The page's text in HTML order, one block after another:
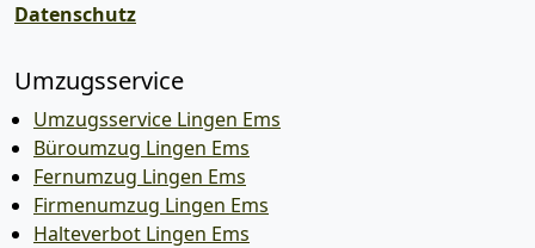
Datenschutz
Umzugsservice
Umzugsservice Lingen Ems
Büroumzug Lingen Ems
Fernumzug Lingen Ems
Firmenumzug Lingen Ems
Halteverbot Lingen Ems